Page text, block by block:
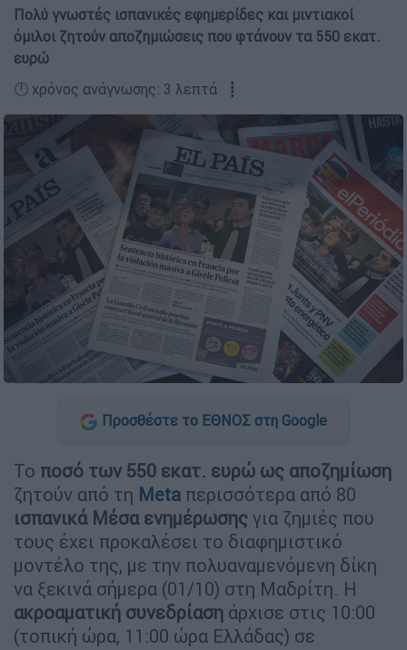
Πολύ γνωστές ισπανικές εφημερίδες και μιντιακοί
όμιλοι ζητούν αποζημιώσεις που φτάνουν τα 550 εκατ.
ευρώ
🕛 χρόνος ανάγνωσης: 3 λεπτά ┋
Προσθέστε το ΕΘΝΟΣ στη Google
Το ποσό των 550 εκατ. ευρώ ως αποζημίωση
ζητούν από τη Meta περισσότερα από 80
ισπανικά Μέσα ενημέρωσης για ζημιές που
τους έχει προκαλέσει το διαφημιστικό
μοντέλο της, με την πολυαναμενόμενη δίκη
να ξεκινά σήμερα (01/10) στη Μαδρίτη. Η
ακροαματική συνεδρίαση άρχισε στις 10:00
(τοπική ώρα, 11:00 ώρα Ελλάδας) σε